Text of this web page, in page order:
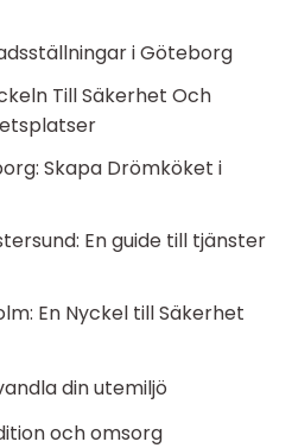
i Göteborg
Till Säkerhet Och
Skapa Drömköket i
En guide till tjänster
En Nyckel till Säkerhet
din utemiljö
och omsorg